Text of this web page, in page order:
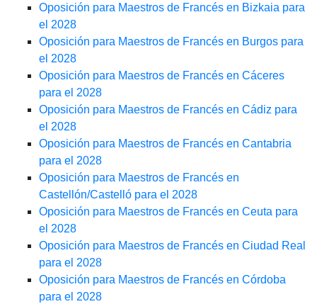
Oposición para Maestros de Francés en Bizkaia para
el 2028
Oposición para Maestros de Francés en Burgos para
el 2028
Oposición para Maestros de Francés en Cáceres
para el 2028
Oposición para Maestros de Francés en Cádiz para
el 2028
Oposición para Maestros de Francés en Cantabria
para el 2028
Oposición para Maestros de Francés en
Castellón/Castelló para el 2028
Oposición para Maestros de Francés en Ceuta para
el 2028
Oposición para Maestros de Francés en Ciudad Real
para el 2028
Oposición para Maestros de Francés en Córdoba
para el 2028